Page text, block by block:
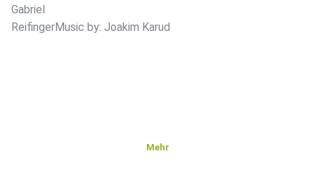
Gabriel
ReifingerMusic by: Joakim Karud
Mehr